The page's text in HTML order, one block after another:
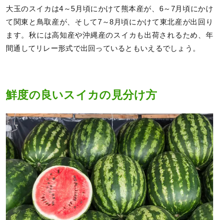
大玉のスイカは4～5月頃にかけて熊本産が、6～7月頃にかけ
て関東と鳥取産が、そして7～8月頃にかけて東北産が出回り
ます。秋には高知産や沖縄産のスイカも出荷されるため、年
間通してリレー形式で出回っているともいえるでしょう。
鮮度の良いスイカの見分け方